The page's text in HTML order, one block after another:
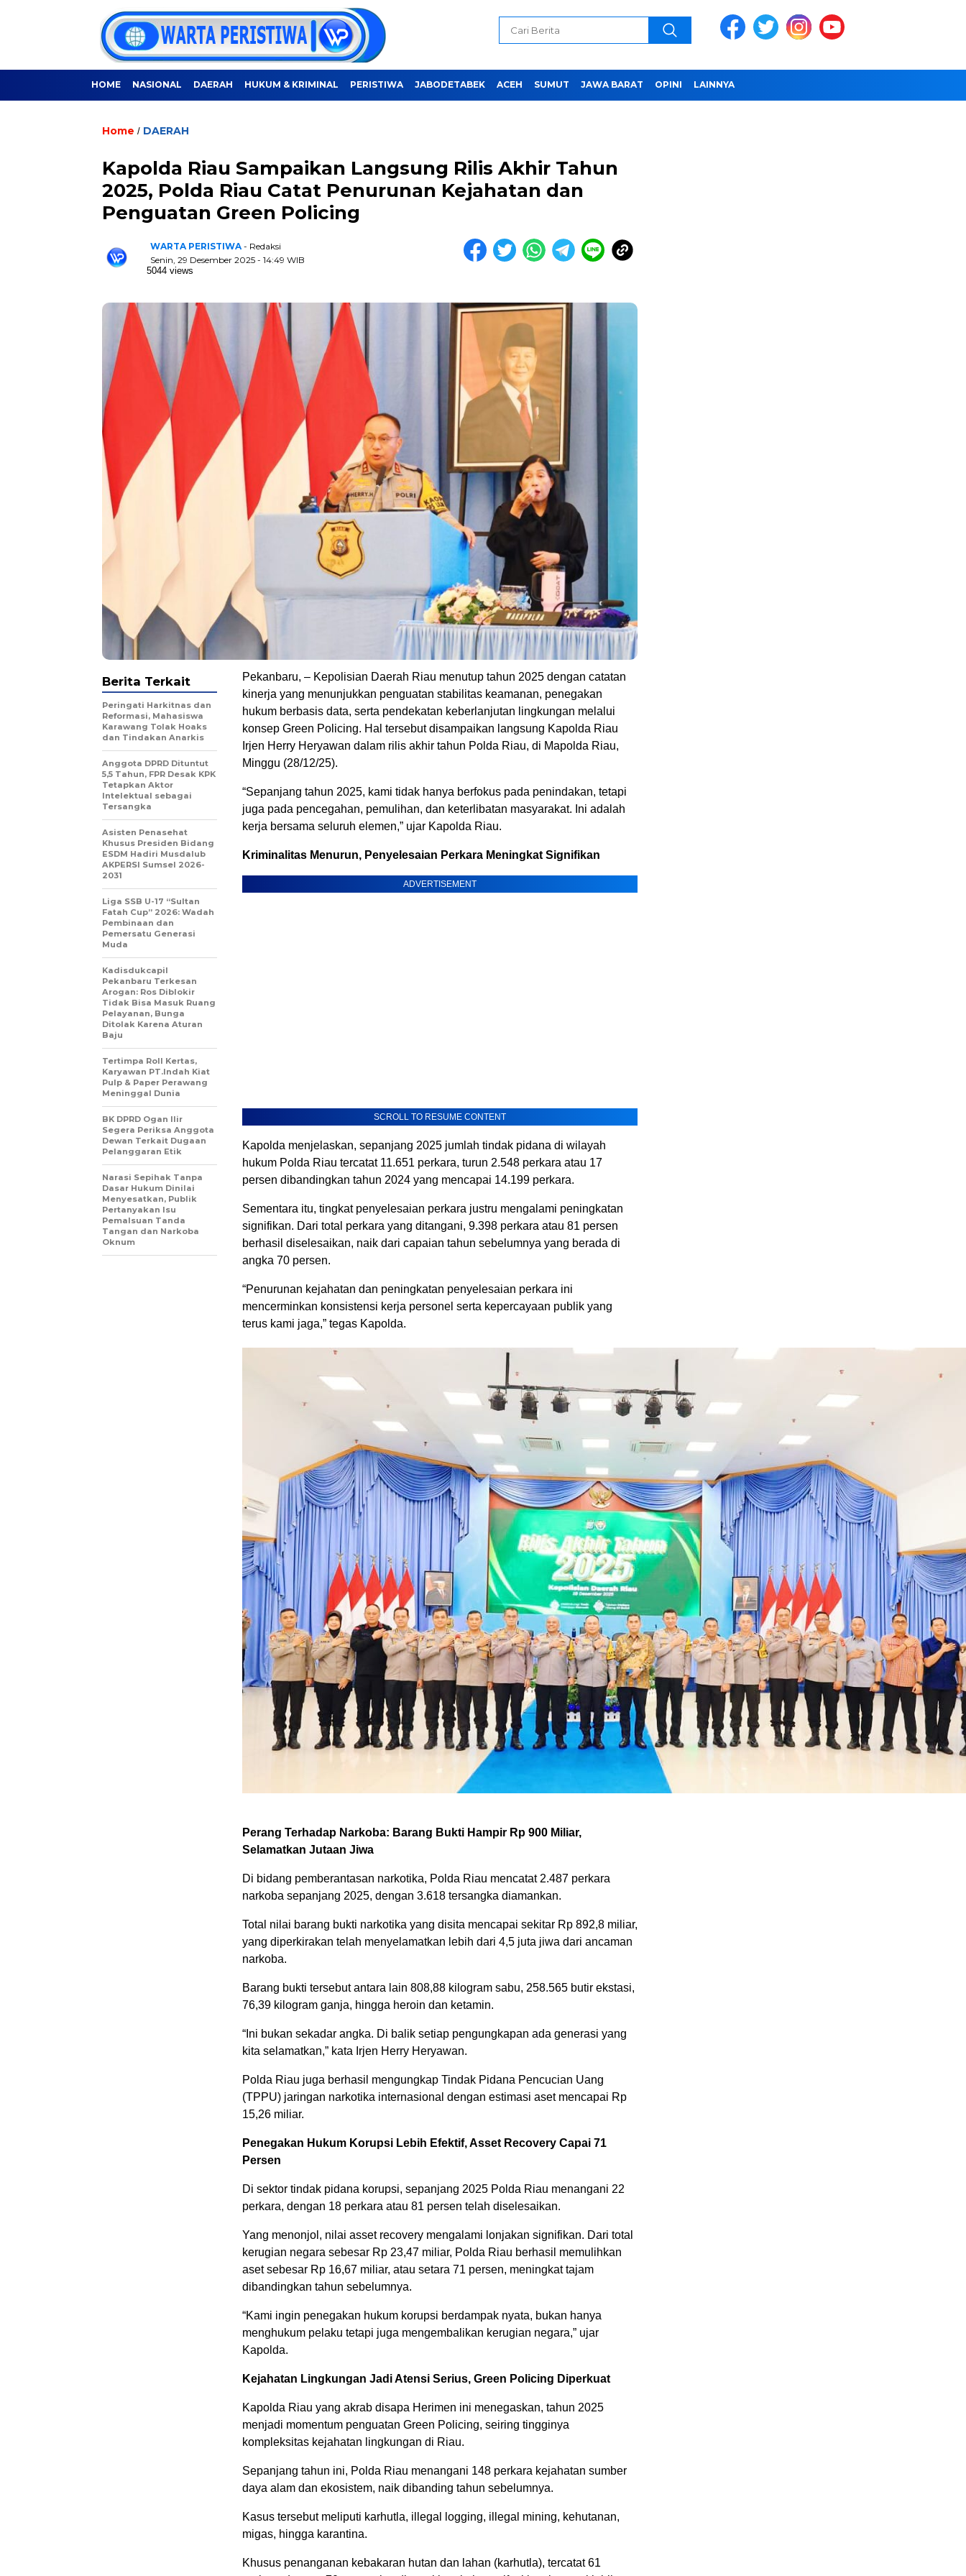
HOME NASIONAL DAERAH HUKUM & KRIMINAL PERISTIWA JABODETABEK ACEH SUMUT JAWA BARAT OPINI LAINNYA
Home / DAERAH
Kapolda Riau Sampaikan Langsung Rilis Akhir Tahun
2025, Polda Riau Catat Penurunan Kejahatan dan
Penguatan Green Policing
WARTA PERISTIWA - Redaksi
Senin, 29 Desember 2025 - 14:49 WIB
5044 views
Pekanbaru, – Kepolisian Daerah Riau menutup tahun 2025 dengan catatan
kinerja yang menunjukkan penguatan stabilitas keamanan, penegakan
hukum berbasis data, serta pendekatan keberlanjutan lingkungan melalui
konsep Green Policing. Hal tersebut disampaikan langsung Kapolda Riau
Irjen Herry Heryawan dalam rilis akhir tahun Polda Riau, di Mapolda Riau,
Minggu (28/12/25).
“Sepanjang tahun 2025, kami tidak hanya berfokus pada penindakan, tetapi
juga pada pencegahan, pemulihan, dan keterlibatan masyarakat. Ini adalah
kerja bersama seluruh elemen,” ujar Kapolda Riau.
Kriminalitas Menurun, Penyelesaian Perkara Meningkat Signifikan
ADVERTISEMENT
SCROLL TO RESUME CONTENT
Kapolda menjelaskan, sepanjang 2025 jumlah tindak pidana di wilayah
hukum Polda Riau tercatat 11.651 perkara, turun 2.548 perkara atau 17
persen dibandingkan tahun 2024 yang mencapai 14.199 perkara.
Sementara itu, tingkat penyelesaian perkara justru mengalami peningkatan
signifikan. Dari total perkara yang ditangani, 9.398 perkara atau 81 persen
berhasil diselesaikan, naik dari capaian tahun sebelumnya yang berada di
angka 70 persen.
“Penurunan kejahatan dan peningkatan penyelesaian perkara ini
mencerminkan konsistensi kerja personel serta kepercayaan publik yang
terus kami jaga,” tegas Kapolda.
Perang Terhadap Narkoba: Barang Bukti Hampir Rp 900 Miliar,
Selamatkan Jutaan Jiwa
Di bidang pemberantasan narkotika, Polda Riau mencatat 2.487 perkara
narkoba sepanjang 2025, dengan 3.618 tersangka diamankan.
Total nilai barang bukti narkotika yang disita mencapai sekitar Rp 892,8 miliar,
yang diperkirakan telah menyelamatkan lebih dari 4,5 juta jiwa dari ancaman
narkoba.
Barang bukti tersebut antara lain 808,88 kilogram sabu, 258.565 butir ekstasi,
76,39 kilogram ganja, hingga heroin dan ketamin.
“Ini bukan sekadar angka. Di balik setiap pengungkapan ada generasi yang
kita selamatkan,” kata Irjen Herry Heryawan.
Polda Riau juga berhasil mengungkap Tindak Pidana Pencucian Uang
(TPPU) jaringan narkotika internasional dengan estimasi aset mencapai Rp
15,26 miliar.
Penegakan Hukum Korupsi Lebih Efektif, Asset Recovery Capai 71
Persen
Di sektor tindak pidana korupsi, sepanjang 2025 Polda Riau menangani 22
perkara, dengan 18 perkara atau 81 persen telah diselesaikan.
Yang menonjol, nilai asset recovery mengalami lonjakan signifikan. Dari total
kerugian negara sebesar Rp 23,47 miliar, Polda Riau berhasil memulihkan
aset sebesar Rp 16,67 miliar, atau setara 71 persen, meningkat tajam
dibandingkan tahun sebelumnya.
“Kami ingin penegakan hukum korupsi berdampak nyata, bukan hanya
menghukum pelaku tetapi juga mengembalikan kerugian negara,” ujar
Kapolda.
Kejahatan Lingkungan Jadi Atensi Serius, Green Policing Diperkuat
Kapolda Riau yang akrab disapa Herimen ini menegaskan, tahun 2025
menjadi momentum penguatan Green Policing, seiring tingginya
kompleksitas kejahatan lingkungan di Riau.
Sepanjang tahun ini, Polda Riau menangani 148 perkara kejahatan sumber
daya alam dan ekosistem, naik dibanding tahun sebelumnya.
Kasus tersebut meliputi karhutla, illegal logging, illegal mining, kehutanan,
migas, hingga karantina.
Khusus penanganan kebakaran hutan dan lahan (karhutla), tercatat 61
Berita Terkait
Peringati Harkitnas dan
Reformasi, Mahasiswa
Karawang Tolak Hoaks
dan Tindakan Anarkis
Anggota DPRD Dituntut
5,5 Tahun, FPR Desak KPK
Tetapkan Aktor
Intelektual sebagai
Tersangka
Asisten Penasehat
Khusus Presiden Bidang
ESDM Hadiri Musdalub
AKPERSI Sumsel 2026-
2031
Liga SSB U-17 “Sultan
Fatah Cup” 2026: Wadah
Pembinaan dan
Pemersatu Generasi
Muda
Kadisdukcapil
Pekanbaru Terkesan
Arogan: Ros Diblokir
Tidak Bisa Masuk Ruang
Pelayanan, Bunga
Ditolak Karena Aturan
Baju
Tertimpa Roll Kertas,
Karyawan PT.Indah Kiat
Pulp & Paper Perawang
Meninggal Dunia
BK DPRD Ogan Ilir
Segera Periksa Anggota
Dewan Terkait Dugaan
Pelanggaran Etik
Narasi Sepihak Tanpa
Dasar Hukum Dinilai
Menyesatkan, Publik
Pertanyakan Isu
Pemalsuan Tanda
Tangan dan Narkoba
Oknum